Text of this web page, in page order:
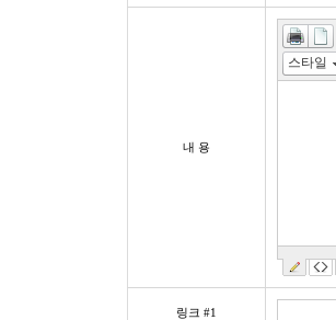
내 용
스타일
링크 #1